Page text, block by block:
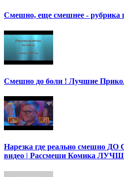
Смешно, еще смешнее - рубрика
Смешно до боли ! Лучшие
Нарезка где реально смешно ДО
видео | Рассмеши Комика